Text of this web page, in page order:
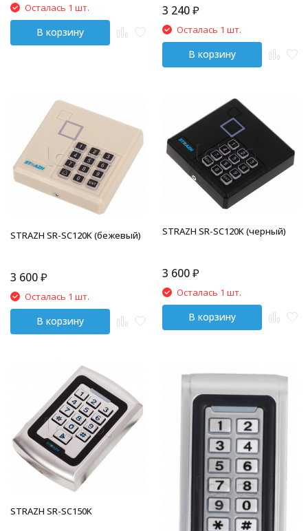
Осталась 1 шт.
В корзину
3 240₽
Осталась 1 шт.
В корзину
STRAZH SR-SC120K (бежевый)
3 600₽
Осталась 1 шт.
В корзину
STRAZH SR-SC120K (черный)
3 600₽
Осталась 1 шт.
В корзину
STRAZH SR-SC150K